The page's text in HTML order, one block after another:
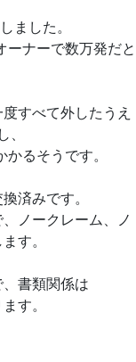
ました。
ーナーで数万発だと
すべて外したうえ
るそうです。
済みです。
ノークレーム、ノ
す。
書類関係は
す。